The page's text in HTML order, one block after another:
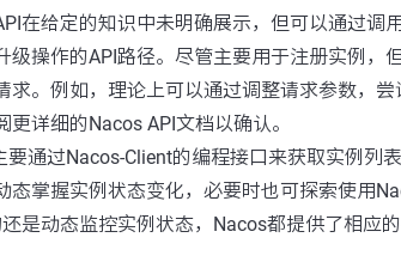
在给定的知识中未明确展示，但可以通过调
级操作的API路径。尽管主要用于注册实例，
求。例如，理论上可以通过调整请求参数，尝
详细的Nacos API文档以确认。
通过Nacos-Client的编程接口来获取实例列
掌握实例状态变化，必要时也可探索使用
是动态监控实例状态，Nacos都提供了相应的